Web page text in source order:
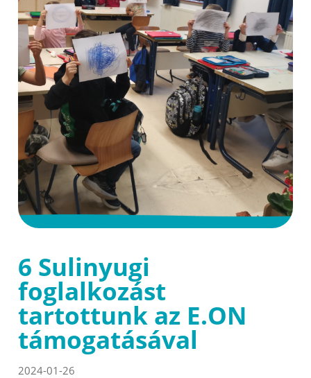
6 Sulinyugi
foglalkozást
tartottunk az E.ON
támogatásával
2024-01-26